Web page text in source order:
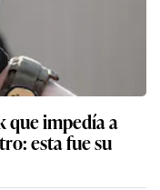
que impedía a
esta fue su